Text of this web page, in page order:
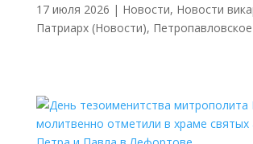
17 июля 2026 | Новости, Новости
Патриарх (Новости),